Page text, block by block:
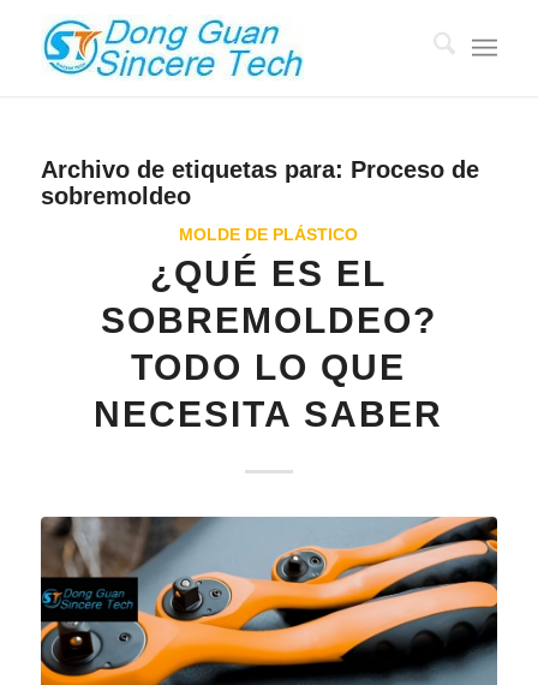
Archivo de etiquetas para: Proceso de
sobremoldeo
MOLDE DE PLÁSTICO
¿QUÉ ES EL
SOBREMOLDEO?
TODO LO QUE
NECESITA SABER